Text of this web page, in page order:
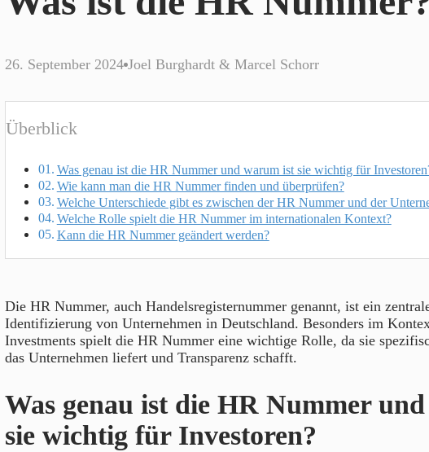
26. September 2024 Joel Burghardt & Marcel Schorr
Überblick
Was genau ist die HR Nummer und warum ist sie wichtig für
Wie kann man die HR Nummer finden und überprüfen?
Welche Unterschiede gibt es zwischen der HR Nummer und der
Welche Rolle spielt die HR Nummer im internationalen Kontext?
Kann die HR Nummer geändert werden?
Die HR Nummer, auch Handelsregisternummer genannt, ist ein
Identifizierung von Unternehmen in Deutschland. Besonders im
Investments spielt die HR Nummer eine wichtige Rolle, da sie
das Unternehmen liefert und Transparenz schafft.
Was genau ist die HR Nummer
sie wichtig für Investoren?